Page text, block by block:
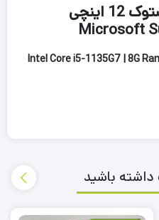
خرید و بررسی لپ تاپ استوک 12 اینچی
Microsoft
Intel Core i5-1135G7 | 8G
باشید